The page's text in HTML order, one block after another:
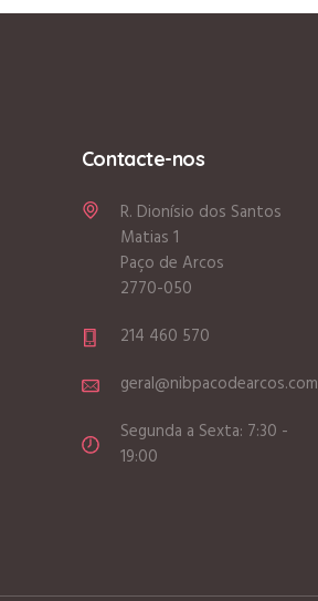
Contacte-nos
R. Dionísio dos Santos
Matias 1
Paço de Arcos
2770-050
214 460 570
geral@nibpacodearcos.com
Segunda a Sexta: 7:30 -
19:00